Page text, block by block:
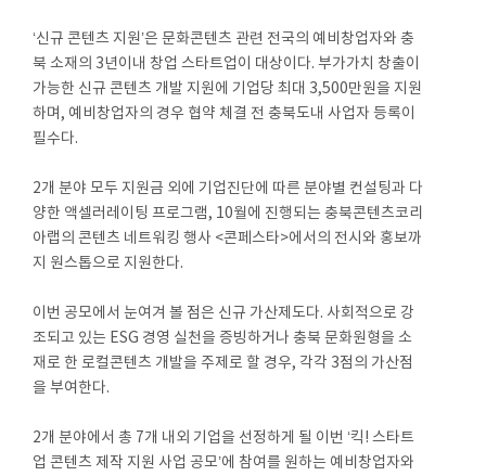
‘신규 콘텐츠 지원’은 문화콘텐츠 관련 전국의 예비창업자와 충
북 소재의 3년이내 창업 스타트업이 대상이다. 부가가치 창출이
가능한 신규 콘텐츠 개발 지원에 기업당 최대 3,500만원을 지원
하며, 예비창업자의 경우 협약 체결 전 충북도내 사업자 등록이
필수다.
2개 분야 모두 지원금 외에 기업진단에 따른 분야별 컨설팅과 다
양한 액셀러레이팅 프로그램, 10월에 진행되는 충북콘텐츠코리
아랩의 콘텐츠 네트워킹 행사 <콘페스타>에서의 전시와 홍보까
지 원스톱으로 지원한다.
이번 공모에서 눈여겨 볼 점은 신규 가산제도다. 사회적으로 강
조되고 있는 ESG 경영 실천을 증빙하거나 충북 문화원형을 소
재로 한 로컬콘텐츠 개발을 주제로 할 경우, 각각 3점의 가산점
을 부여한다.
2개 분야에서 총 7개 내외 기업을 선정하게 될 이번 ‘킥! 스타트
업 콘텐츠 제작 지원 사업 공모’에 참여를 원하는 예비창업자와